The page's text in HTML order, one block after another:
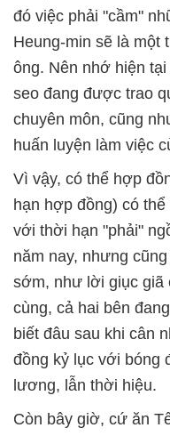
đó việc phải "cầm"
Heung-min sẽ là một
ông. Nên nhớ hiện
seo đang được trao
chuyên môn, cũng
huấn luyện làm việc
Vì vậy, có thể hợp
hạn hợp đồng) có
với thời hạn "phải"
năm nay, nhưng
sớm, như lời giục
cùng, cả hai bên
biết đâu sau khi cân
đồng kỷ lục với bóng
lương, lẫn thời hiệu.
Còn bây giờ, cứ ăn